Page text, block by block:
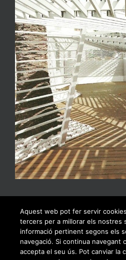
Aquest web pot fer servir
tercers per a millorar els nostres
informació pertinent segons els
navegació. Si continua navegant
accepta el seu ús. Pot canviar la